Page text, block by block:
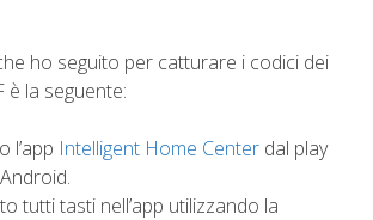
ho seguito per catturare i codici dei
è la seguente:
l’app Intelligent Home Center dal play
tutti tasti nell’app utilizzando la